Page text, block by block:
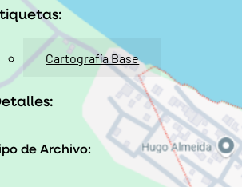
Cartografía Base
de Archivo: